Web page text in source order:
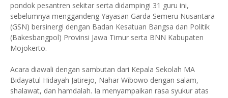
pondok pesantren sekitar serta didampingi 31 guru ini,
sebelumnya menggandeng Yayasan Garda Semeru Nusantara
(GSN) bersinergi dengan Badan Kesatuan Bangsa dan Politik
(Bakesbangpol) Provinsi Jawa Timur serta BNN Kabupaten
Mojokerto.
Acara diawali dengan sambutan dari Kepala Sekolah MA
Bidayatul Hidayah Jatirejo, Nahar Wibowo dengan salam,
shalawat, dan hamdalah. Ia menyampaikan rasa syukur atas